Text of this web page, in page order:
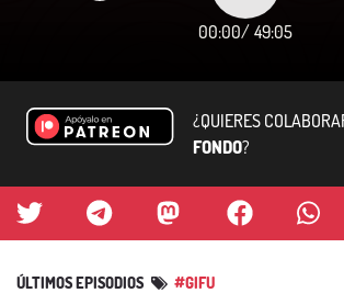
00:00/ 49:05
¿QUIERES
FONDO?
ÚLTIMOS EPISODIOS #GIFU